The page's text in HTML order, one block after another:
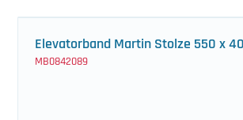
Elevatorband Martin Stolze 550 x
MB0842089